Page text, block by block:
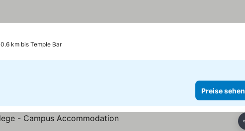
0.6 km bis Temple Bar
Preise sehen